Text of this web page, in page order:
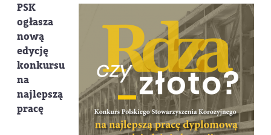
PSK
ogłasza
nową
edycję
konkursu
na
najlepszą
pracę